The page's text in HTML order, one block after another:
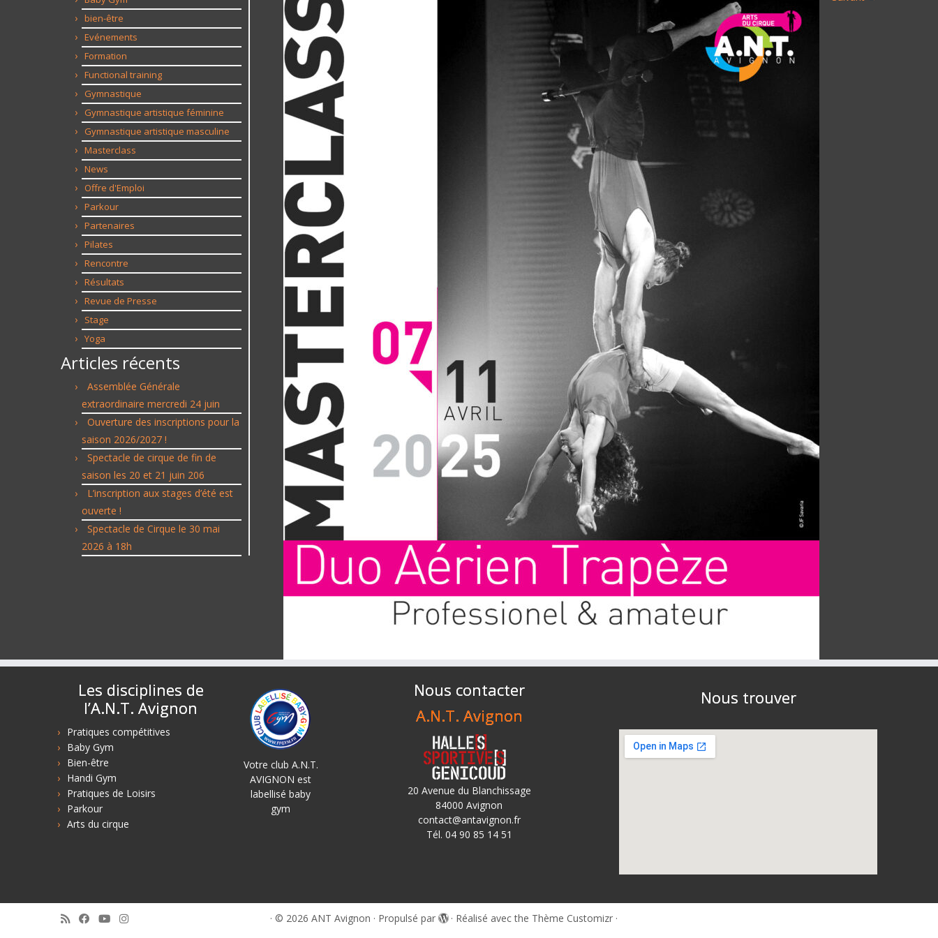
bien-être
Evénements
Formation
Functional training
Gymnastique
Gymnastique artistique féminine
Gymnastique artistique masculine
Masterclass
News
Offre d'Emploi
Parkour
Partenaires
Pilates
Rencontre
Résultats
Revue de Presse
Stage
Yoga
Articles récents
Assemblée Générale
extraordinaire mercredi 24 juin
Ouverture des inscriptions pour la
saison 2026/2027 !
Spectacle de cirque de fin de
saison les 20 et 21 juin 206
L’inscription aux stages d’été est
ouverte !
Spectacle de Cirque le 30 mai
2026 à 18h
Les disciplines de
l’A.N.T. Avignon
Pratiques compétitives
Baby Gym
Bien-être
Handi Gym
Pratiques de Loisirs
Parkour
Arts du cirque
Votre club A.N.T.
AVIGNON est
labellisé baby
gym
Nous contacter
A.N.T. Avignon
20 Avenue du Blanchissage
84000 Avignon
contact@antavignon.fr
Tél. 04 90 85 14 51
Nous trouver
· © 2026 ANT Avignon · Propulsé par · Réalisé avec the Thème Customizr ·